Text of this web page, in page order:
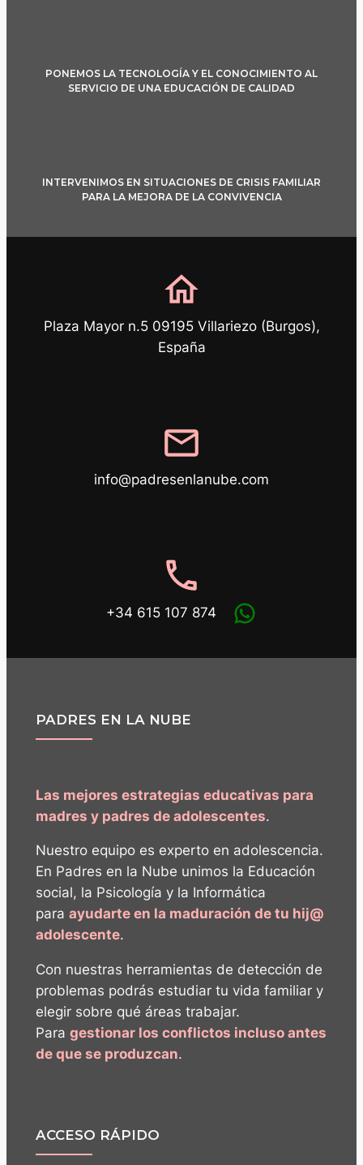
PONEMOS LA TECNOLOGÍA Y EL CONOCIMIENTO AL
SERVICIO DE UNA EDUCACIÓN DE CALIDAD
INTERVENIMOS EN SITUACIONES DE CRISIS FAMILIAR
PARA LA MEJORA DE LA CONVIVENCIA
home
Plaza Mayor n.5 09195 Villariezo (Burgos),
España
mail
info@padresenlanube.com
phone
+34 615 107 874
PADRES EN LA NUBE
Las mejores estrategias educativas para
madres y padres de adolescentes.
Nuestro equipo es experto en adolescencia.
En Padres en la Nube unimos la Educación
social, la Psicología y la Informática
para ayudarte en la maduración de tu hij@
adolescente.
Con nuestras herramientas de detección de
problemas podrás estudiar tu vida familiar y
elegir sobre qué áreas trabajar.
Para gestionar los conflictos incluso antes
de que se produzcan.
ACCESO RÁPIDO